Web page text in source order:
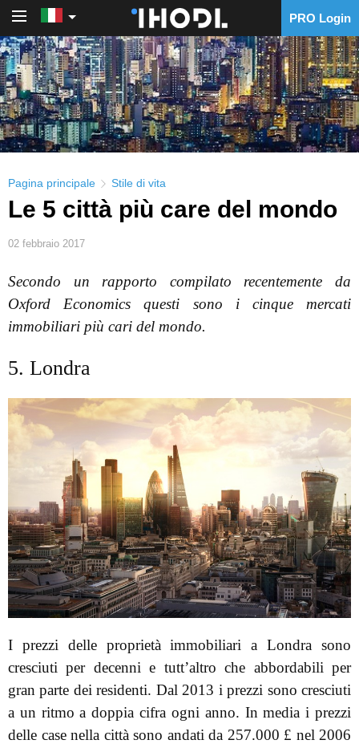
PRO Login
Pagina principale Stile di vita
Le 5 città più care del mondo
02 febbraio 2017
Secondo un rapporto compilato recentemente da
Oxford Economics questi sono i cinque mercati
immobiliari più cari del mondo.
5. Londra
I prezzi delle proprietà immobiliari a Londra sono
cresciuti per decenni e tutt’altro che abbordabili per
gran parte dei residenti. Dal 2013 i prezzi sono cresciuti
a un ritmo a doppia cifra ogni anno. In media i prezzi
delle case nella città sono andati da 257.000 £ nel 2006